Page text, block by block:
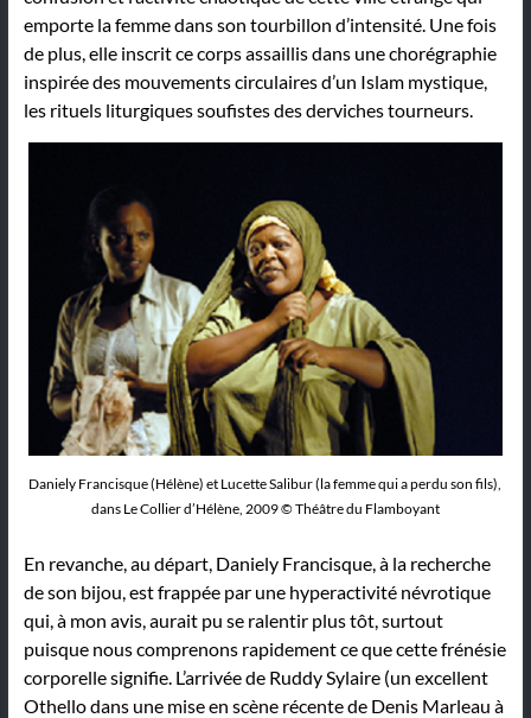
emporte la femme dans son tourbillon d’intensité. Une fois
de plus, elle inscrit ce corps assaillis dans une chorégraphie
inspirée des mouvements circulaires d’un Islam mystique,
les rituels liturgiques soufistes des derviches tourneurs.
Daniely Francisque (Hélène) et Lucette Salibur (la femme qui a perdu son fils),
dans Le Collier d’Hélène, 2009 © Théâtre du Flamboyant
En revanche, au départ, Daniely Francisque, à la recherche
de son bijou, est frappée par une hyperactivité névrotique
qui, à mon avis, aurait pu se ralentir plus tôt, surtout
puisque nous comprenons rapidement ce que cette frénésie
corporelle signifie. L’arrivée de Ruddy Sylaire (un excellent
Othello dans une mise en scène récente de Denis Marleau à